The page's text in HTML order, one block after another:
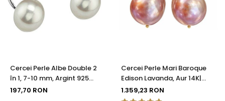
Seturi Perle cu Argint
Brățări cu Perle
Pandantive cu Perle
Cercei Perle Albe Double 2
în 1, 7-10 mm, Argint 925
Placat cu Platină |
197,70 RON
Cercei Perle Mari Baroque
Edison Lavanda, Aur 14K|
KASKADDA®
1.359,23 RON